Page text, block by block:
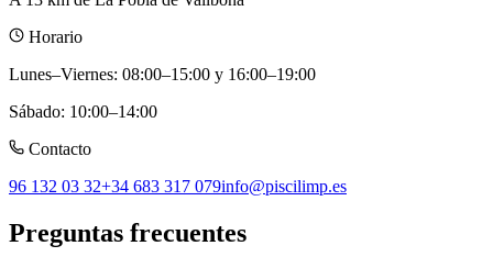
Horario
Lunes–Viernes: 08:00–15:00 y 16:00–19:00
Sábado: 10:00–14:00
Contacto
96 132 03 32+34 683 317 079info@piscilimp.es
Preguntas frecuentes